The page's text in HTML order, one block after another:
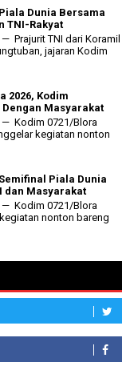
Dunia Bersama
TNI-Rakyat
Prajurit TNI dari Koramil
jajaran Kodim
2026, Kodim
Masyarakat
— Kodim 0721/Blora
kegiatan nonton
Piala Dunia
dan Masyarakat
— Kodim 0721/Blora
nonton bareng